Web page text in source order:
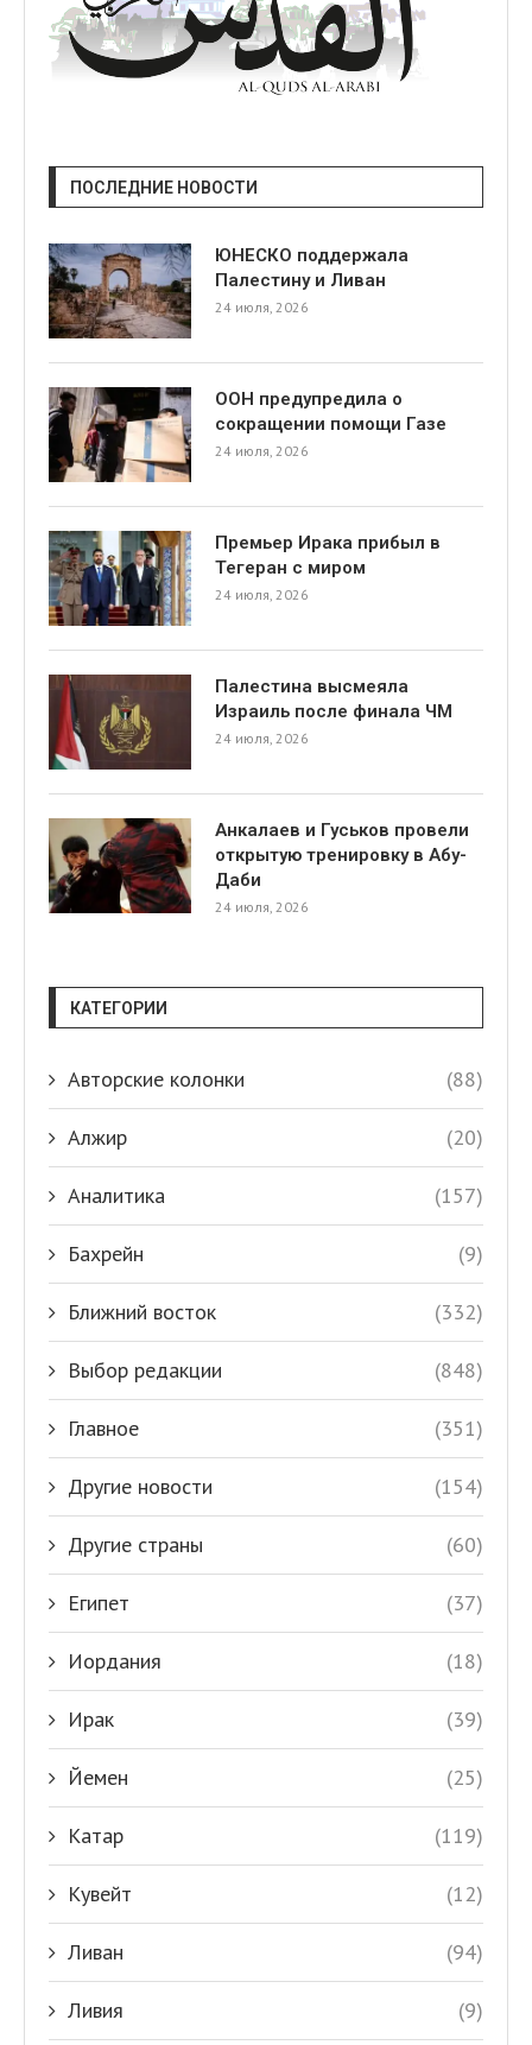
ПОСЛЕДНИЕ НОВОСТИ
ЮНЕСКО поддержала
Палестину и Ливан
24 июля, 2026
ООН предупредила о
сокращении помощи Газе
24 июля, 2026
Премьер Ирака прибыл в
Тегеран с миром
24 июля, 2026
Палестина высмеяла
Израиль после финала ЧМ
24 июля, 2026
Анкалаев и Гуськов провели
открытую тренировку в Абу-
Даби
24 июля, 2026
КАТЕГОРИИ
Авторские колонки (88)
Алжир (20)
Аналитика (157)
Бахрейн (9)
Ближний восток (332)
Выбор редакции (848)
Главное (351)
Другие новости (154)
Другие страны (60)
Египет (37)
Иордания (18)
Ирак (39)
Йемен (25)
Катар (119)
Кувейт (12)
Ливан (94)
Ливия (9)